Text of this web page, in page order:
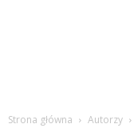
Strona główna Autorzy